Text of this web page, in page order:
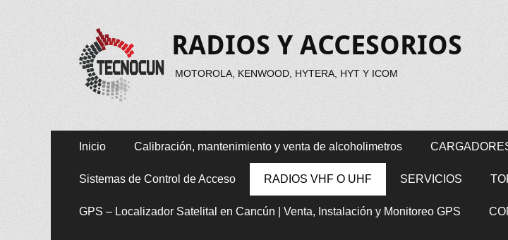
RADIOS Y ACCESORIOS
MOTOROLA, KENWOOD, HYTERA, HYT Y ICOM
Menú
contenido
Inicio Calibración, mantenimiento y venta de alcoholimetros
Sistemas de Control de Acceso RADIOS VHF O UHF SERVICIOS
GPS – Localizador Satelital en Cancún | Venta, Instalación y Monitoreo GPS